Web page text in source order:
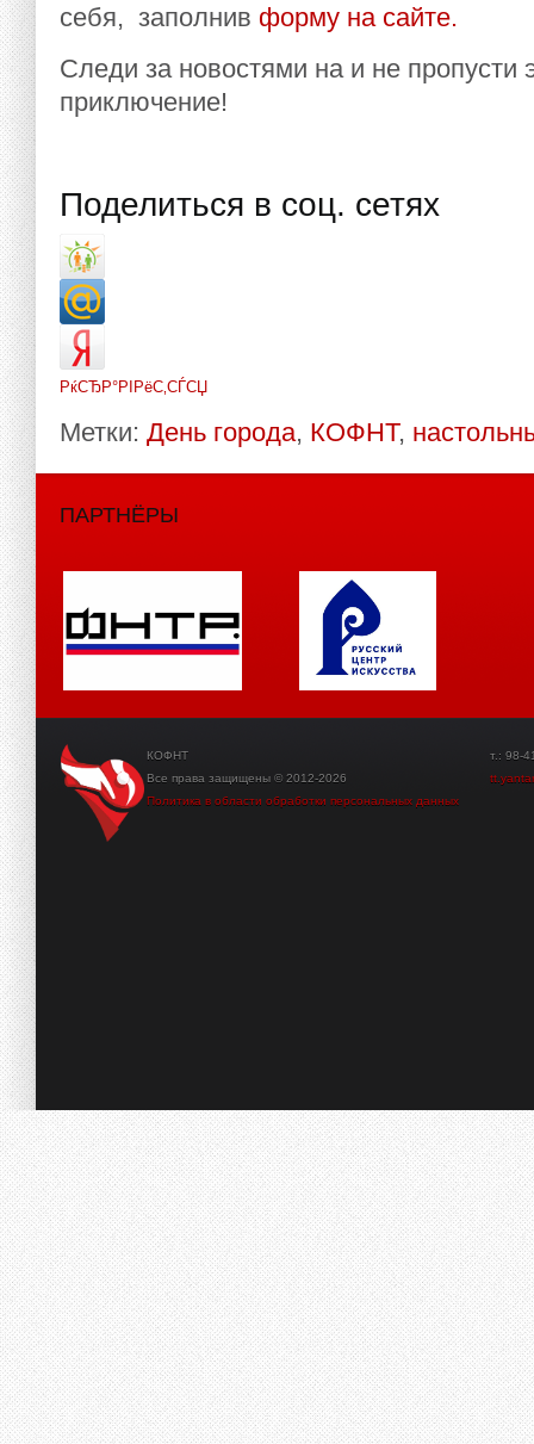
себя, заполнив форму на сайте.
Следи за новостями на и не пропусти
приключение!
Поделиться в соц. сетях
РќСЂР°РІРёС‚СЃСЏ
Метки: День города, КОФНТ,
ПАРТНЁРЫ
КОФНТ
Все права защищены © 2012-2026
Политика в области обработки персональных данных
т.: 98-41-